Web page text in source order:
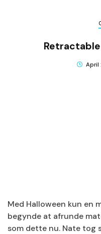
April
Med Halloween kun en
begynde at afrunde
som dette nu. Nate